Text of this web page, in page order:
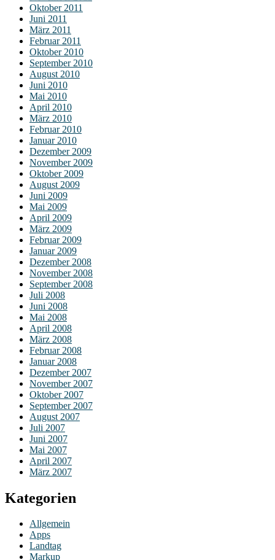
Oktober 2011
Juni 2011
März 2011
Februar 2011
Oktober 2010
September 2010
August 2010
Juni 2010
Mai 2010
April 2010
März 2010
Februar 2010
Januar 2010
Dezember 2009
November 2009
Oktober 2009
August 2009
Juni 2009
Mai 2009
April 2009
März 2009
Februar 2009
Januar 2009
Dezember 2008
November 2008
September 2008
Juli 2008
Juni 2008
Mai 2008
April 2008
März 2008
Februar 2008
Januar 2008
Dezember 2007
November 2007
Oktober 2007
September 2007
August 2007
Juli 2007
Juni 2007
Mai 2007
April 2007
März 2007
Kategorien
Allgemein
Apps
Landtag
Markup